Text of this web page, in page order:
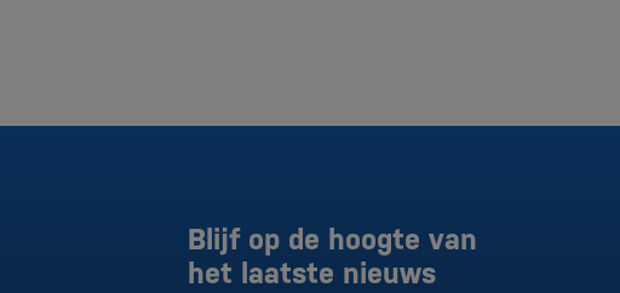
Blijf op de hoogte van
het laatste nieuws